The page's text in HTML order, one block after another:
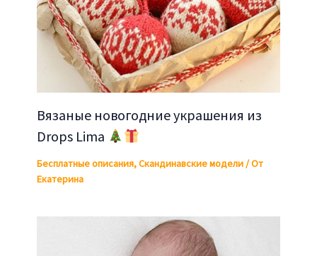
Вязаные новогодние украшения из
Drops Lima
Бесплатные описания,Скандинавские модели/ От
Екатерина